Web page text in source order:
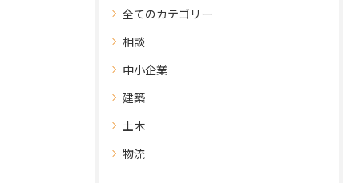
全てのカテゴリー
相談
中小企業
建築
土木
物流